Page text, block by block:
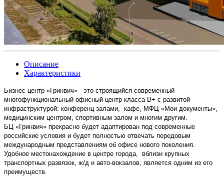
Описание
Характеристики
Бизнес-центр «Гринвич» - это строящийся современный
многофункциональный офисный центр класса В+ с развитой
инфраструктурой: конференц-залами, кафе, МФЦ «Мои документы»,
медицинским центром, спортивным залом и многим другим.
БЦ «Гринвич» прекрасно будет адаптирован под современные
российские условия и будет полностью отвечать передовым
международным представлениям об офисе нового поколения.
Удобное местонахождение в центре города, вблизи крупных
транспортных развязок, ж/д и авто-вокзалов, является одним из его
преимуществ.